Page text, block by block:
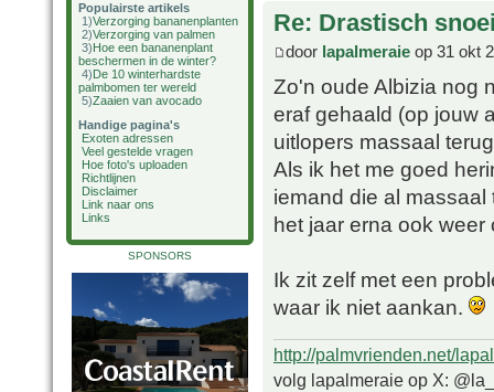
Populairste artikels
1)Verzorging bananenplanten
2)Verzorging van palmen
3)Hoe een bananenplant
beschermen in de winter?
4)De 10 winterhardste
palmbomen ter wereld
5)Zaaien van avocado
Handige pagina's
Exoten adressen
Veel gestelde vragen
Hoe foto's uploaden
Richtlijnen
Disclaimer
Link naar ons
Links
SPONSORS
Re: Drastisch
door lapalmeraie op 31 okt
Zo'n oude Albizia nog
eraf gehaald (op jouw
uitlopers massaal
Als ik het me goed
iemand die al
het jaar erna ook
Ik zit zelf met een
waar ik niet aankan.
http://palmvrienden.net/
volg lapalmeraie op X: